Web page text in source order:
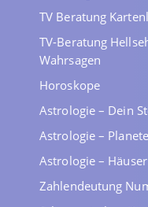
TV Beratung
TV-Beratung
Wahrsagen
Horoskope
Astrologie – Dein
Astrologie –
Astrologie – Häuser
Zahlendeutung